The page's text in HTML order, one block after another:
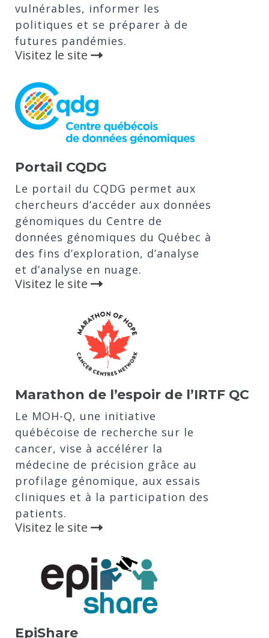
vulnérables, informer les
politiques et se préparer à de
futures pandémies.
Visitez le site
Portail CQDG
Le portail du CQDG permet aux
chercheurs d’accéder aux données
génomiques du Centre de
données génomiques du Québec à
des fins d’exploration, d’analyse
et d’analyse en nuage.
Visitez le site
Marathon de l’espoir de l’IRTF QC
Le MOH-Q, une initiative
québécoise de recherche sur le
cancer, vise à accélérer la
médecine de précision grâce au
profilage génomique, aux essais
cliniques et à la participation des
patients.
Visitez le site
EpiShare